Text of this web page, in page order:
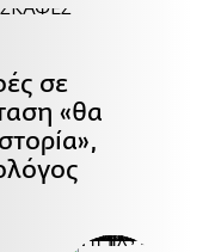
σε
«θα